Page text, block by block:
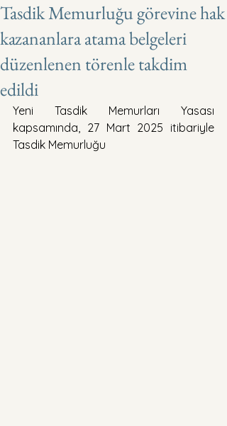
Tasdik Memurluğu görevine hak
kazananlara atama belgeleri
düzenlenen törenle takdim
edildi
Yeni Tasdik Memurları Yasası
kapsamında, 27 Mart 2025 itibariyle
Tasdik Memurluğu